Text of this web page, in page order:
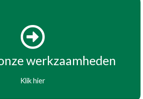
werkzaamheden
Klik hier